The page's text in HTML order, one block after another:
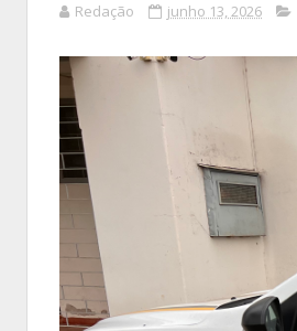
Redação junho 13, 2026